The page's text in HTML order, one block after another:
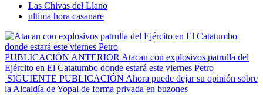
Las Chivas del Llano
ultima hora casanare
PUBLICACIÓN ANTERIORAtacan con explosivos patrulla del
Ejército en El Catatumbo donde estará este viernes Petro
SIGUIENTE PUBLICACIÓN Ahora puede dejar su opinión sobre
la Alcaldía de Yopal de forma privada en buzones